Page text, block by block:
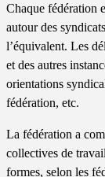
Chaque fédération
autour des
l’équivalent. Les
et des autres
orientations
fédération, etc.
La fédération a
collectives de
formes, selon les